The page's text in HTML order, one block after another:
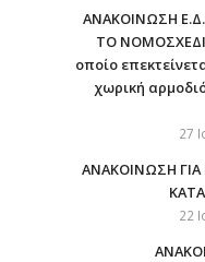
ΑΝΑΚΟΙΝΩΣΗ
ΤΟ
οποίο
χωρική
27
ΑΝΑΚΟΙΝΩΣΗ
22